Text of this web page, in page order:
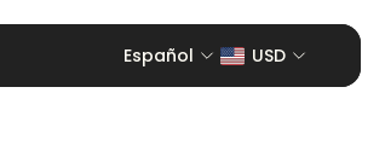
Español USD